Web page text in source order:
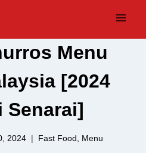
Menu
[2024
Senarai]
2024 Fast Food Menu